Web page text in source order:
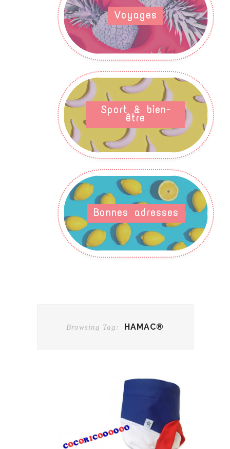
Voyages
Sport & bien-
être
Bonnes adresses
Browsing Tag: HAMAC®